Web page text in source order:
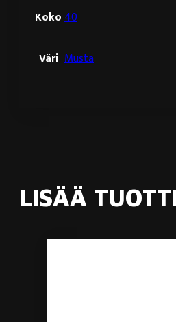
Koko40
Väri Musta
LISÄÄ